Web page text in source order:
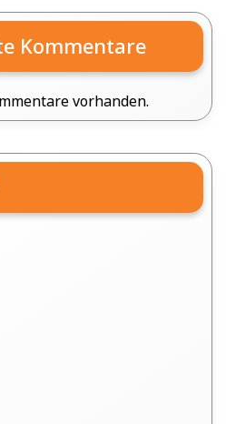
Kommentare
vorhanden.